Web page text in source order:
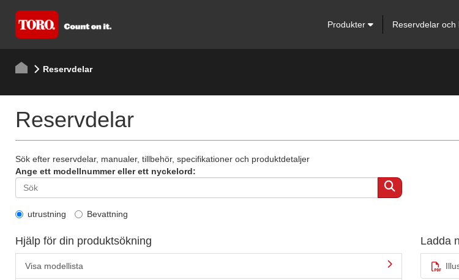
Produkter Reservdelar
Reservdelar
Reservdelar
Sök efter reservdelar, manualer, tillbehör, specifikationer och produktdetaljer
Ange ett modellnummer eller ett nyckelord:
utrustning Bevattning
Hjälp för din produktsökning
Visa modellista
Ladda